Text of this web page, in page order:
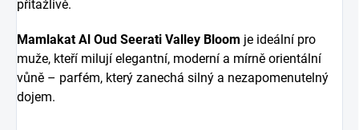
přitažlivě.
Mamlakat Al Oud Seerati Valley Bloom je ideální pro
muže, kteří milují elegantní, moderní a mírně orientální
vůně – parfém, který zanechá silný a nezapomenutelný
dojem.